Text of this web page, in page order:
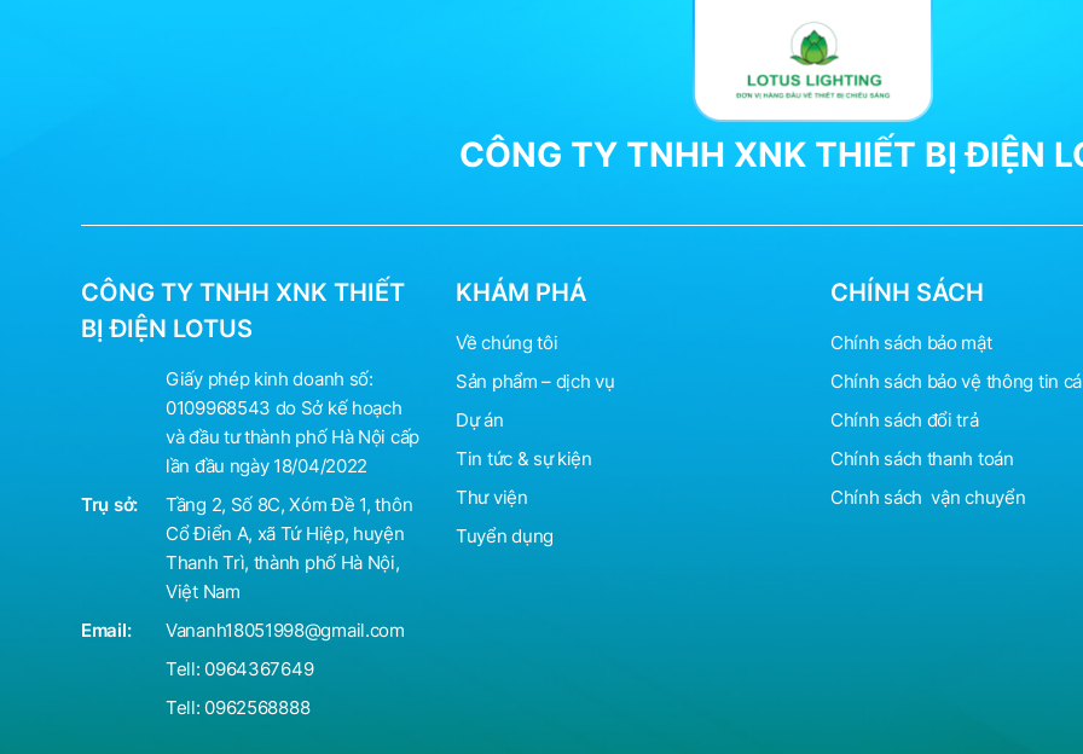
CÔNG TY TNHH XNK THIẾT BỊ ĐIỆN
CÔNG TY TNHH XNK THIẾT
BỊ ĐIỆN LOTUS
Giấy phép kinh doanh số:
0109968543 do Sở kế hoạch
và đầu tư thành phố Hà Nội cấp
lần đầu ngày 18/04/2022
Trụ sở:
Tầng 2, Số 8C, Xóm Đề 1, thôn
Cổ Điển A, xã Tứ Hiệp, huyện
Thanh Trì, thành phố Hà Nội,
Việt Nam
Email:
Vananh18051998@gmail.com
Tell: 0964367649
Tell: 0962568888
KHÁM PHÁ
Về chúng tôi
Sản phẩm – dịch vụ
Dự án
Tin tức & sự kiện
Thư viện
Tuyển dụng
CHÍNH SÁCH
Chính sách bảo mật
Chính sách bảo vệ thông tin
Chính sách đổi trả
Chính sách thanh toán
Chính sách vận chuyển